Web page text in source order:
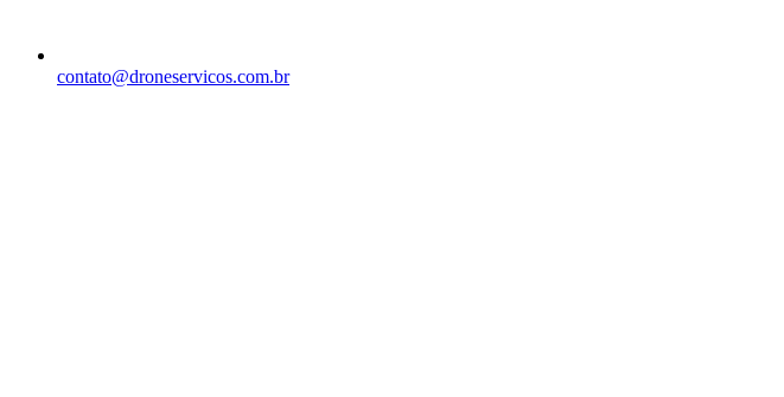
contato@droneservicos.com.br